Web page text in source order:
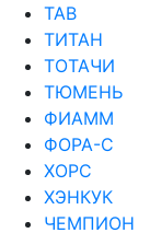
ТАВ
ТИТАН
ТОТАЧИ
ТЮМЕНЬ
ФИАММ
ФОРА-С
ХОРС
ХЭНКУК
ЧЕМПИОН